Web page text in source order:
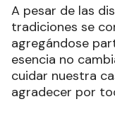
A pesar de las
tradiciones se
agregándose
esencia no
cuidar nuestra
agradecer por